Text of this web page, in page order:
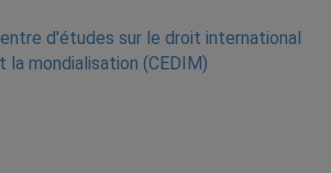
d'études sur le droit international
la mondialisation (CEDIM)